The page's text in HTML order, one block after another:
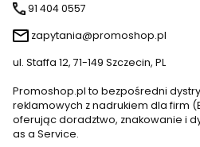
91 404 0557
zapytania@promoshop.pl
ul. Staffa 12, 71-149 Szczecin, PL
Promoshop.pl to bezpośredni
reklamowych z nadrukiem dla firm
oferując doradztwo, znakowanie i
as a Service.